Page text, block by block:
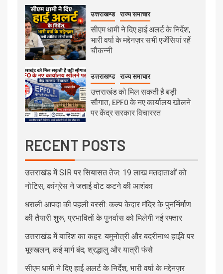
उत्तराखण्ड राज्य समाचार
सीएम धामी ने दिए हाई अलर्ट के निर्देश,
भारी वर्षा के मद्देनज़र सभी एजेंसियां रहें
चौकन्नी
उत्तराखण्ड राज्य समाचार
उत्तराखंड को मिल सकती है बड़ी
सौगात, EPFO के नए कार्यालय खोलने
पर केंद्र सरकार विचाररत
RECENT POSTS
उत्तराखंड में SIR पर सियासत तेज: 19 लाख मतदाताओं को
नोटिस, कांग्रेस ने जताई वोट कटने की आशंका
धराली आपदा की पहली बरसी: कल्प केदार मंदिर के पुनर्निर्माण
की तैयारी शुरू, प्रभावितों के पुनर्वास को मिलेगी नई रफ्तार
उत्तराखंड में बारिश का कहर: यमुनोत्री और बदरीनाथ हाईवे पर
भूस्खलन, कई मार्ग बंद; श्रद्धालु और यात्री फंसे
सीएम धामी ने दिए हाई अलर्ट के निर्देश, भारी वर्षा के मद्देनज़र